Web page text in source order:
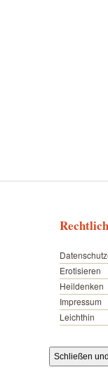
Erotisieren
Heildenken
Impressum
Leichthin